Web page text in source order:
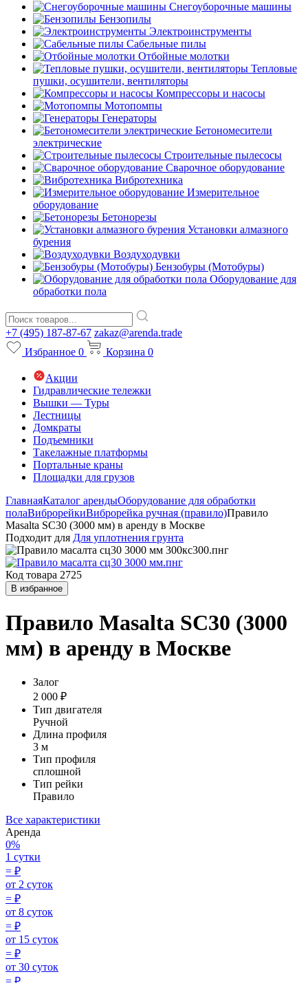
Снегоуборочные машины
Бензопилы
Электроинструменты
Сабельные пилы
Отбойные молотки
Тепловые
пушки, осушители, вентиляторы
Компрессоры и насосы
Мотопомпы
Генераторы
Бетономесители
электрические
Строительные пылесосы
Сварочное оборудование
Вибротехника
Измерительное
оборудование
Бетонорезы
Установки алмазного
бурения
Воздуходувки
Бензобуры (Мотобуры)
Оборудование для
обработки пола
+7 (495) 187-87-67 zakaz@arenda.trade
Избранное 0 Корзина 0
Акции
Гидравлические тележки
Вышки — Туры
Лестницы
Домкраты
Подъемники
Такелажные платформы
Портальные краны
Площадки для грузов
ГлавнаяКаталог арендыОборудование для обработки
полаВиброрейкиВиброрейка ручная (правило)Правило
Masalta SC30 (3000 мм) в аренду в Москве
Подходит для Для уплотнения грунта
Код товара 2725
В избранное
Правило Masalta SC30 (3000
мм) в аренду в Москве
Залог
2 000 ₽
Тип двигателя
Ручной
Длина профиля
3 м
Тип профиля
сплошной
Тип рейки
Правило
Все характеристики
Аренда
0%
1 сутки
= ₽
от 2 суток
= ₽
от 8 суток
= ₽
от 15 суток
= ₽
от 30 суток